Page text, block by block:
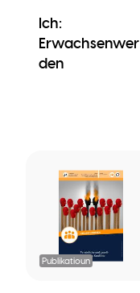
Ich:
Erwachsenwer
den
Publikatioun